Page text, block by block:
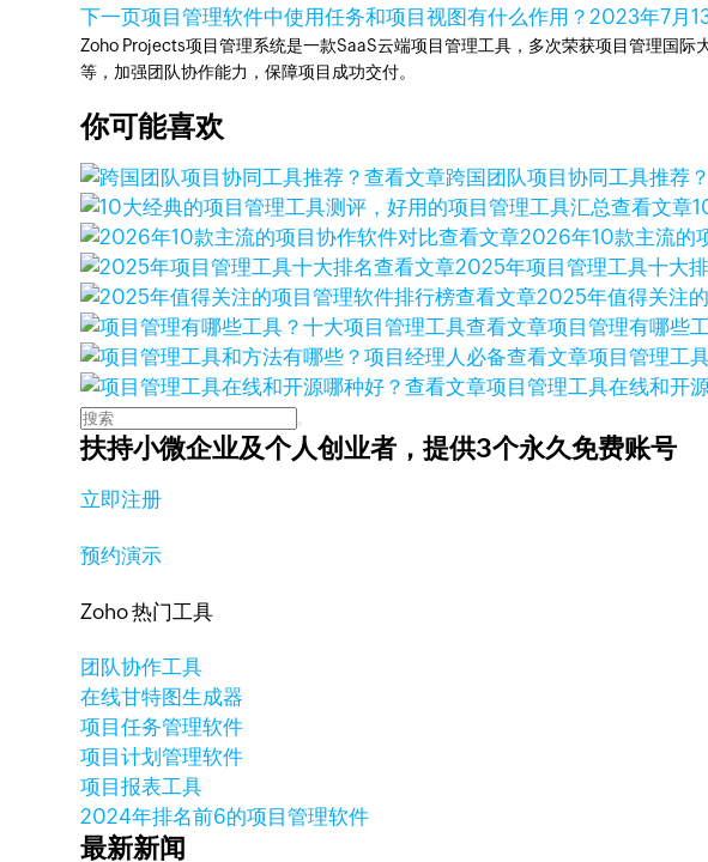
下一页项目管理软件中使用任务和项目视图有什么作用？ 2023年7月
Zoho Projects项目管理系统是一款SaaS云端项目管理工具，多次荣获项目管理国
等，加强团队协作能力，保障项目成功交付。
你可能喜欢
查看文章跨国团队项目协同工具推荐？
查看文章
查看文章2026年10款主流的
查看文章2025年项目管理工具十大
查看文章2025年值得关注
查看文章项目管理有哪些
查看文章项目管理工
查看文章项目管理工具在线和开
扶持小微企业及个人创业者，提供3个永久免费账号
立即注册
预约演示
Zoho 热门工具
团队协作工具
在线甘特图生成器
项目任务管理软件
项目计划管理软件
项目报表工具
2024年排名前6的项目管理软件
最新新闻